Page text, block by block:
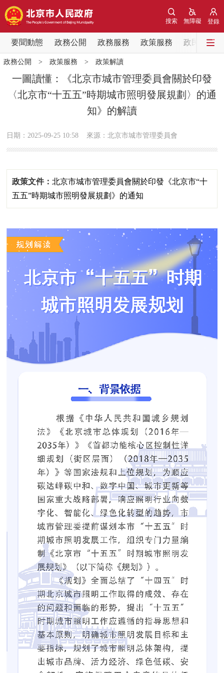
登錄
無障礙
搜索
要聞動態 政務公開 政務服務 政策服務 政民互動
要聞動態
黨中央精神 國務院資訊
北京要聞 會議資訊 部門動態
政務公開
市領導 機構職能 政策服務
政策兌現 政策解讀 回應關切
決策公開 專題公開
政務服務
個人服務 法人服務 部門服務
投資項目
陽光政務
12345網上接訴即辦 我要諮詢
參與調查 線上訪談 圖説互動
北京概況 十六區概覽 人文北京
綠色北京 圖説北京 視頻北京
ENGLISH 한국어 日本語
DEUTSCH FRANÇAIS РУССКИЙ ЯЗЫК
ESPAÑOL العربية PORTUGUÊS
ITALIANO
政務公開 > 政策服務 > 政策解讀
一圖讀懂：《北京市城市管理委員會關於印發
〈北京市“十五五”時期城市照明發展規劃〉的通
知》的解讀
日期：2025-09-25 10:58 來源：北京市城市管理委員會
政策文件：北京市城市管理委員會關於印發《北京市“十
五五”時期城市照明發展規劃》的通知